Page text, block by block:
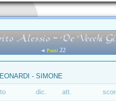
Alessio - De Vecchi
◄ Punti 22
- SIMONE
dic. att.